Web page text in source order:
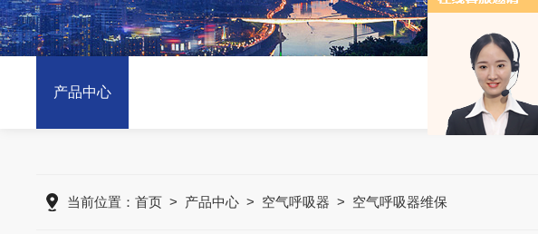
产品中心
当前位置：首页 > 产品中心 > 空气呼吸器 > 空气呼吸器维保